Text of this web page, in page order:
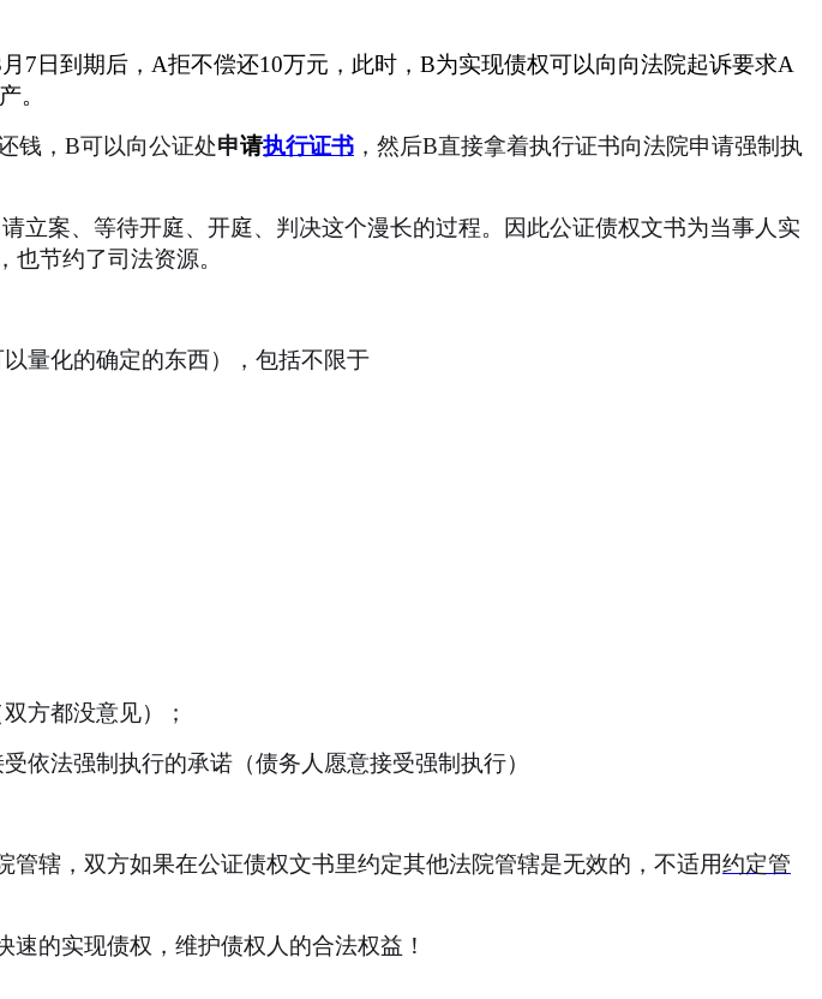
7日到期后，A拒不偿还10万元，此时，B为实现债权可以向向法院起诉要求A
。
钱，B可以向公证处申请执行证书 ，然后B直接拿着执行证书向法院申请强制执
立案、等待开庭、开庭、判决这个漫长的过程。因此公证债权文书为当事人实
，也节约了司法资源。
量化的确定的东西），包括不限于
方都没意见）；
依法强制执行的承诺（债务人愿意接受强制执行）
管辖 ，双方如果在公证债权文书里约定其他法院管辖是无效的， 不适用约定管
的实现债权，维护债权人的合法权益！